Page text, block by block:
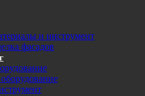
и инструмент
фасадов